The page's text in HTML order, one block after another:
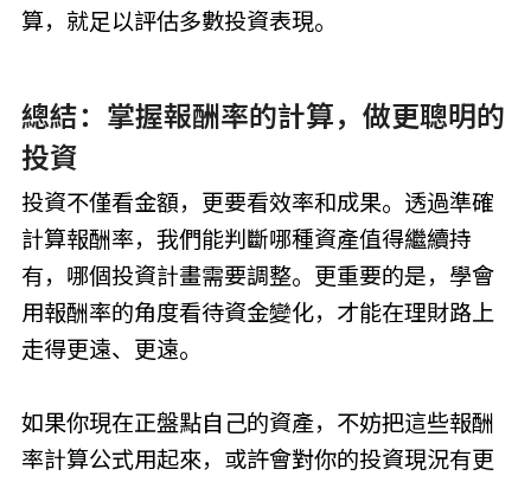
算，就足以評估多數投資表現。
總結：掌握報酬率的計算，做更聰明的
投資
投資不僅看金額，更要看效率和成果。透過準確
計算報酬率，我們能判斷哪種資產值得繼續持
有，哪個投資計畫需要調整。更重要的是，學會
用報酬率的角度看待資金變化，才能在理財路上
走得更遠、更遠。
如果你現在正盤點自己的資產，不妨把這些報酬
率計算公式用起來，或許會對你的投資現況有更